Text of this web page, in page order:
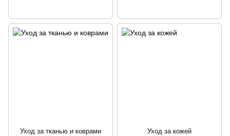
Уход за тканью и коврами Уход за кожей